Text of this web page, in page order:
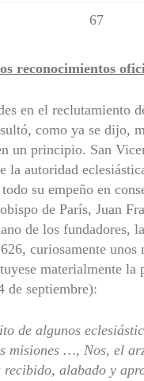
67
reconocimientos
en el reclutamiento
como ya se dijo,
un principio. San
la autoridad
su empeño en
de París, Juan
de los fundadores,
curiosamente unos
materialmente la
de septiembre):
de algunos
misiones …, Nos, el
recibido, alabado y